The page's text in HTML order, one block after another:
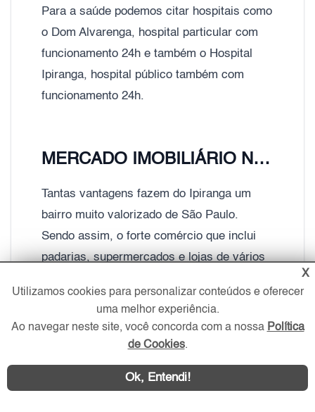
Para a saúde podemos citar hospitais como
o Dom Alvarenga, hospital particular com
funcionamento 24h e também o Hospital
Ipiranga, hospital público também com
funcionamento 24h.
MERCADO IMOBILIÁRIO NO IPIRANGA
Tantas vantagens fazem do Ipiranga um
bairro muito valorizado de São Paulo.
Sendo assim, o forte comércio que inclui
padarias, supermercados e lojas de vários
serviços urbanos básicos de qualidade e a
segurança compensam muito o capital
injetado na compra de um imóvel no bairro.
Por esse motivo, o Portal ZS Imóvel
X
Utilizamos cookies para personalizar conteúdos e oferecer
uma melhor experiência.
Ao navegar neste site, você concorda com a nossa Política
de Cookies.
Ok, Entendi!